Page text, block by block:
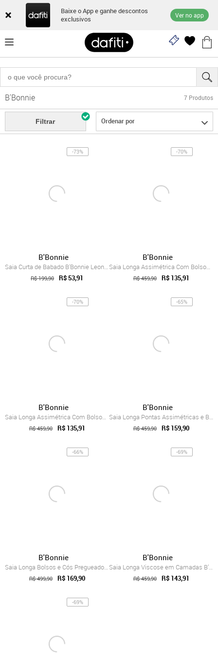
Baixe o App e ganhe descontos
exclusivos
Ver no app
B'Bonnie 7 Produtos
Filtrar Ordenar por
-73%
B'Bonnie
Saia Curta de Babado B'Bonnie Leonora Terra
R$ 199,90 R$ 53,91
-70%
B'Bonnie
Saia Longa Assimétrica Com Bolsos B’Bonn...
R$ 459,90 R$ 135,91
-70%
B'Bonnie
Saia Longa Assimétrica Com Bolsos B’Bonn...
R$ 459,90 R$ 135,91
-65%
B'Bonnie
Saia Longa Pontas Assimétricas e Bolsos ...
R$ 459,90 R$ 159,90
-66%
B'Bonnie
Saia Longa Bolsos e Cós Pregueado B’Bonn...
R$ 499,90 R$ 169,90
-69%
B'Bonnie
Saia Longa Viscose em Camadas B’Bonnie L...
R$ 459,90 R$ 143,91
-69%